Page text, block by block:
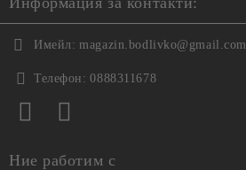
Имейл: magazin.bodlivko@gmail.com
Телефон: 0888311678
Ние работим с